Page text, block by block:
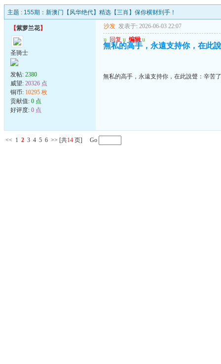
主题 : 155期：新澳门【风华绝代】精选【三肖】保你横财到手！
【紫萝兰花】
圣骑士
发帖: 2380
威望: 20326 点
铜币: 10295 枚
贡献值: 0 点
好评度: 0 点
沙发 发表于: 2026-06-03 22:07
u 回复 u 编辑 u
無私的高手，永遠支持你，在此
無私的高手，永遠支持你，在此說聲：辛苦了
<< 1 2 3 4 5 6 >> [共14 页] Go